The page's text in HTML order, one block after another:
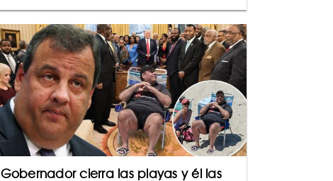
Gobernador cierra las playas y él las